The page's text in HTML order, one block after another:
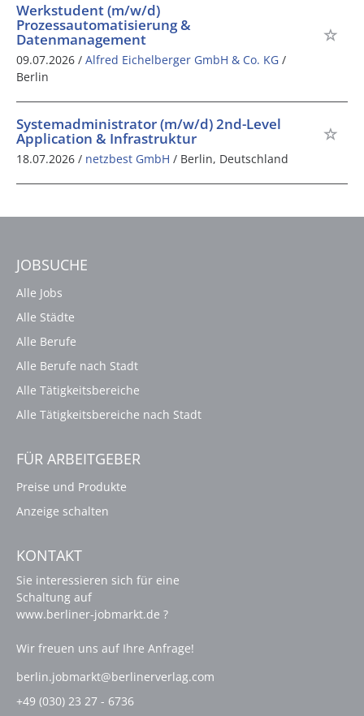
Werkstudent (m/w/d)
Prozessautomatisierung &
Datenmanagement
09.07.2026 / Alfred Eichelberger GmbH & Co. KG /
Berlin
Systemadministrator (m/w/d) 2nd-Level
Application & Infrastruktur
18.07.2026 / netzbest GmbH / Berlin, Deutschland
JOBSUCHE
Alle Jobs
Alle Städte
Alle Berufe
Alle Berufe nach Stadt
Alle Tätigkeitsbereiche
Alle Tätigkeitsbereiche nach Stadt
FÜR ARBEITGEBER
Preise und Produkte
Anzeige schalten
KONTAKT
Sie interessieren sich für eine
Schaltung auf
www.berliner-jobmarkt.de ?
Wir freuen uns auf Ihre Anfrage!
berlin.jobmarkt@berlinerverlag.com
+49 (030) 23 27 - 6736